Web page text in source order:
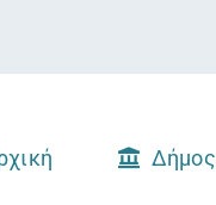
Δήμος